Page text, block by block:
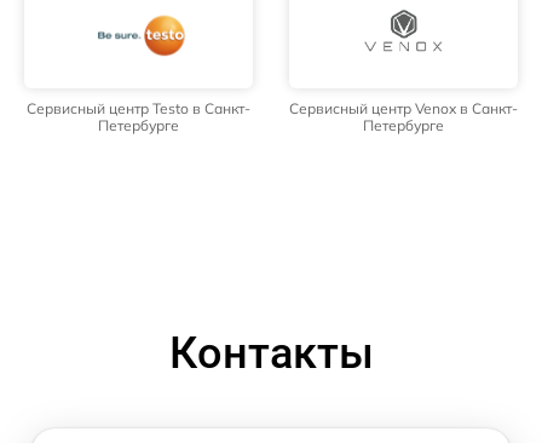
Сервисный центр Testo в Санкт-
Петербурге
Сервисный центр Venox в Санкт-
Петербурге
Контакты